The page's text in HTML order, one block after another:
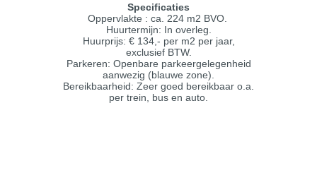
Specificaties
Oppervlakte : ca. 224 m2 BVO.
Huurtermijn: In overleg.
Huurprijs: € 134,- per m2 per jaar,
exclusief BTW.
Parkeren: Openbare parkeergelegenheid
aanwezig (blauwe zone).
Bereikbaarheid: Zeer goed bereikbaar o.a.
per trein, bus en auto.